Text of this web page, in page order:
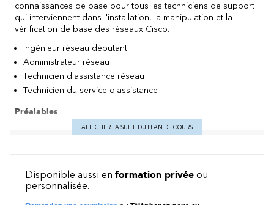
connaissances de base pour tous les techniciens de support
qui interviennent dans l'installation, la manipulation et la
vérification de base des réseaux Cisco.
Ingénieur réseau débutant
Administrateur réseau
Technicien d'assistance réseau
Technicien du service d'assistance
Préalables
Avant de suivre ce cours, vous devriez avoir des :
matière de navigation
Compétences de base en matière d'utilisation d'Internet
AFFICHER LA SUITE DU PLAN DE COURS
Disponible aussi en formation privée ou
personnalisée.